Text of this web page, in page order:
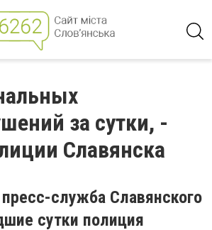
за сутки, -
Славянска
служба Славянского
сутки полиция